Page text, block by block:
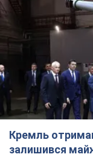
Кремль
залишився